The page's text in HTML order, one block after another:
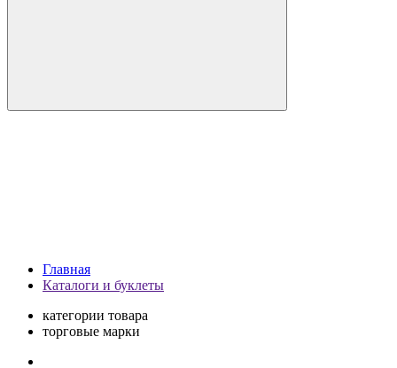
Главная
Каталоги и буклеты
категории товара
торговые марки